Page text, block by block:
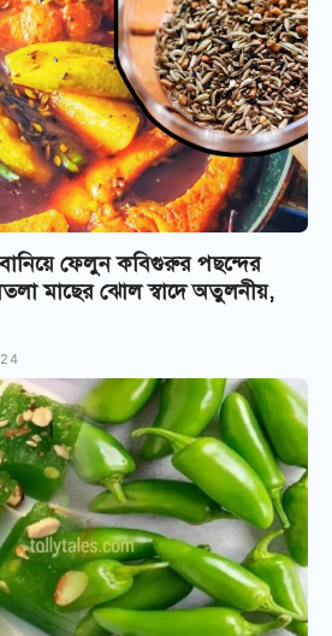
ফেলুন কবিগুরুর পছন্দের
মাছের ঝোল স্বাদে অতুলনীয়,